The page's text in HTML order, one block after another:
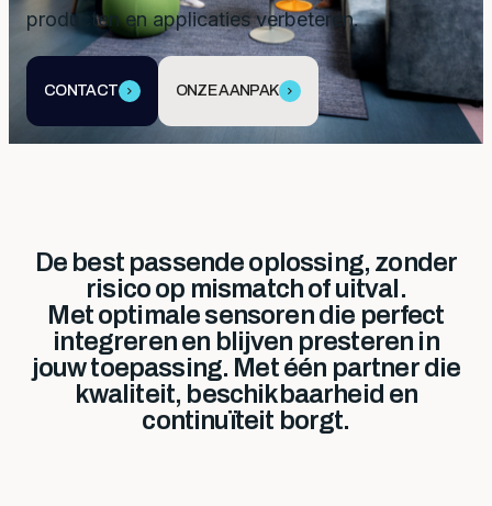
producten en applicaties verbeteren.
CONTACT ONZE AANPAK
De best passende oplossing, zonder
risico op mismatch of uitval.
Met optimale sensoren die perfect
integreren en blijven presteren in
jouw toepassing. Met één partner die
kwaliteit, beschikbaarheid en
continuïteit borgt.